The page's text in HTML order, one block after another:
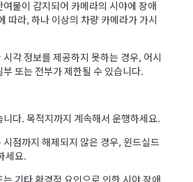
물이 감지되어 카메라의 시야에 장애
따라, 하나 이상의 차량 카메라가 가시
각 정보를 제공하지 못하는 경우, 어시
부 또는 전부가 제한될 수 있습니다.
다. 목적지까지 계속해서 운행하세요.
점까지 해제되지 않은 경우, 윈드실드
세요.